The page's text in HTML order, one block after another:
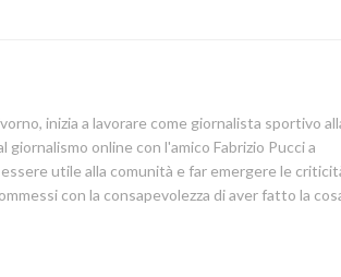
inizia a lavorare come giornalista sportivo
giornalismo online con l'amico Fabrizio Pucci a
utile alla comunità e far emergere le
con la consapevolezza di aver fatto la